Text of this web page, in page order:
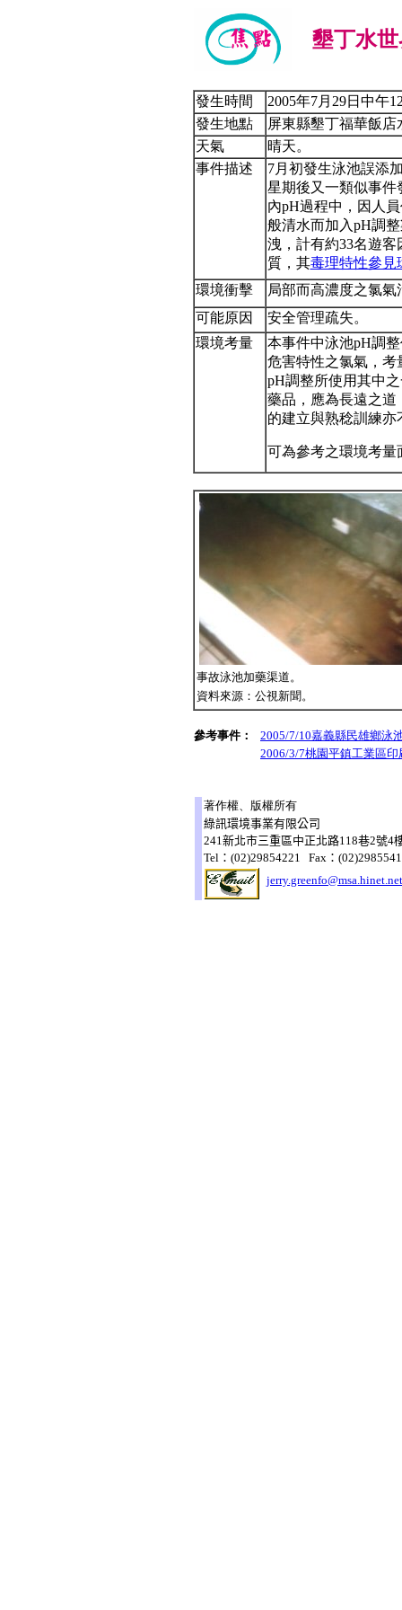
墾丁水
發生時間
2005年7月29日中午
發生地點
屏東縣墾丁福華飯店
天氣
晴天。
事件描述
7月初發生泳池誤添
星期後又一類似事件
內pH過程中，因人
般清水而加入pH調
洩，計有約33名遊客
質，其毒理特性參見
環境衝擊
局部而高濃度之氯
可能原因
安全管理疏失。
環境考量
本事件中泳池pH調
危害特性之氯氣，考
pH調整所使用其中
藥品，應為長遠之道
的建立與熟稔訓練亦
可為參考之環境考量
事故泳池加藥渠道。
資料來源：公視新聞。
參考事件：
2005/7/10嘉義縣民雄鄉泳
2006/3/7桃園平鎮工業區
著作權、版權所有
綠訊環境事業有限公司
241新北市三重區中正北路118巷2號4
Tel：(02)29854221 Fax：
jerry.greenfo@msa.hinet.net